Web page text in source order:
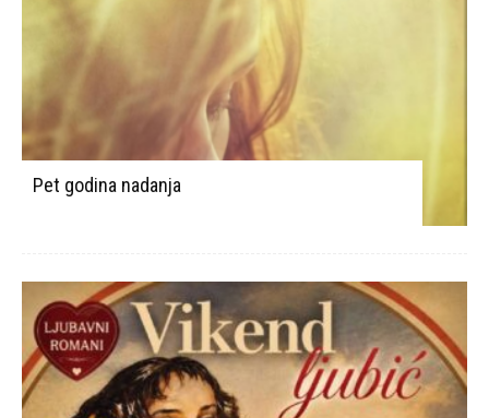
Pet godina nadanja